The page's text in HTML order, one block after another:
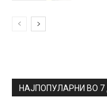
НАЈПОПУЛАРНИ ВО 7